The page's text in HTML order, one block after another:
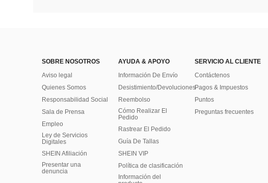
SOBRE NOSOTROS
Aviso legal
Quienes Somos
Responsabilidad Social
Sala de Prensa
Empleo
Ley de Servicios
Digitales
SHEIN Afiliación
Presentar una
denuncia
AYUDA & APOYO
Información De Envío
Desistimiento/Devoluciones
Reembolso
Cómo Realizar El
Pedido
Rastrear El Pedido
Guía De Tallas
SHEIN VIP
Política de clasificación
​Información del
SERVICIO AL CLIENTE
Contáctenos
Pagos & Impuestos
Puntos
Preguntas frecuentes